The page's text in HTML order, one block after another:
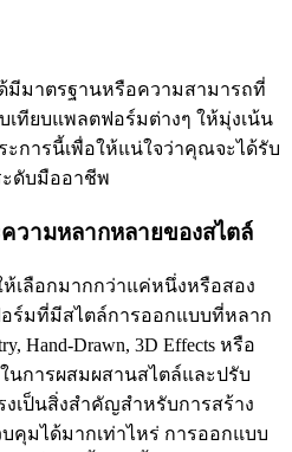
มีมาตรฐานหรือความสามารถที่
เทียบแพลตฟอร์มต่างๆ ให้มุ่งเน้น
การนี้เพื่อให้แน่ใจว่าคุณจะได้รับ
ดับมืออาชีพ
วามหลากหลายของสไตล์
เลือกมากกว่าแค่หนึ่งหรือสอง
ร์มที่มีสไตล์การออกแบบที่หลาก
Hand-Drawn, 3D Effects หรือ
ในการผสมผสานสไตล์และปรับ
เป็นสิ่งสำคัญสำหรับการสร้าง
มได้มากเท่าไหร่ การออกแบบ